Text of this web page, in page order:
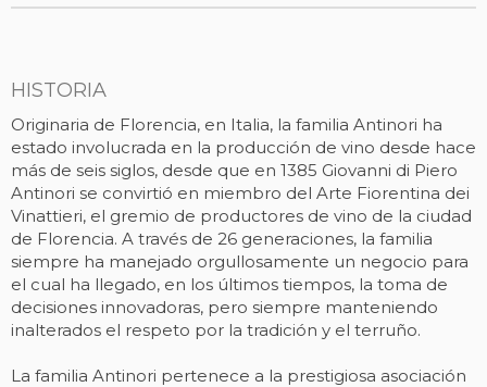
HISTORIA
Originaria de Florencia, en Italia, la familia Antinori ha
estado involucrada en la producción de vino desde hace
más de seis siglos, desde que en 1385 Giovanni di Piero
Antinori se convirtió en miembro del Arte Fiorentina dei
Vinattieri, el gremio de productores de vino de la ciudad
de Florencia. A través de 26 generaciones, la familia
siempre ha manejado orgullosamente un negocio para
el cual ha llegado, en los últimos tiempos, la toma de
decisiones innovadoras, pero siempre manteniendo
inalterados el respeto por la tradición y el terruño.
La familia Antinori pertenece a la prestigiosa asociación